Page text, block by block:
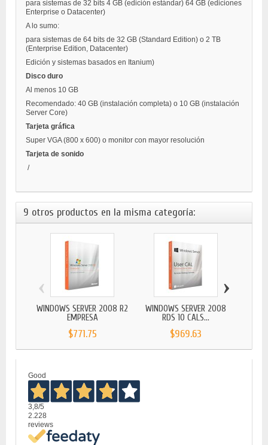
para sistemas de 32 bits 4 GB (edición estándar) 64 GB (ediciones
Enterprise o Datacenter)
A lo sumo:
para sistemas de 64 bits de 32 GB (Standard Edition) o 2 TB
(Enterprise Edition, Datacenter)
Edición y sistemas basados ​​en Itanium)
Disco duro
Al menos 10 GB
Recomendado: 40 GB (instalación completa) o 10 GB (instalación
Server Core)
Tarjeta gráfica
Super VGA (800 x 600) o monitor con mayor resolución
Tarjeta de sonido
/
9 otros productos en la misma categoría:
WINDOWS SERVER 2008 R2
EMPRESA
$771.75
WINDOWS SERVER 2008
RDS 10 CALS...
$969.63
‹ ›
Good
3,8/5
2.228
reviews